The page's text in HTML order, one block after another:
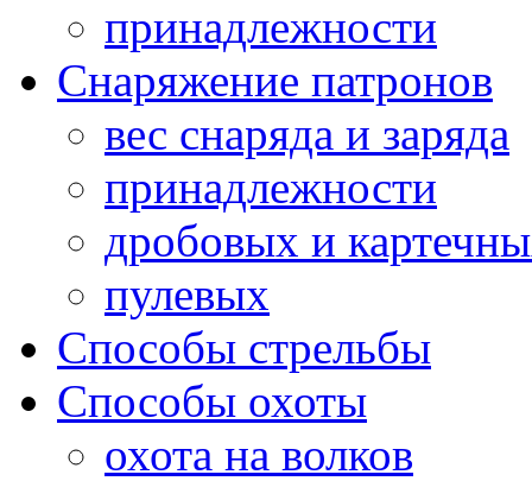
принадлежности
Снаряжение патронов
вес снаряда и заряда
принадлежности
дробовых и
пулевых
Способы стрельбы
Способы охоты
охота на волков